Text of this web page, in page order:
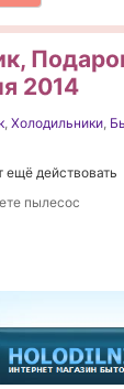
2014
, Холодильники,
ещё действовать
пылесос